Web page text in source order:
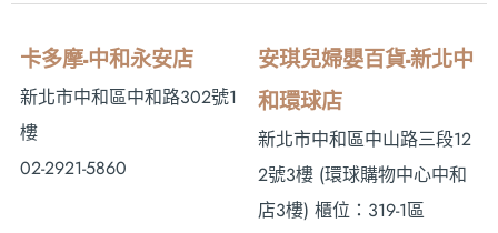
卡多摩-中和永安店
新北市中和區中和路302號1
樓
02-2921-5860
安琪兒婦嬰百貨-新北中
和環球店
新北市中和區中山路三段12
2號3樓 (環球購物中心中和
店3樓) 櫃位：319-1區